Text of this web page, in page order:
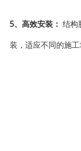
5、高效安装： 结构
装，适应不同的施工